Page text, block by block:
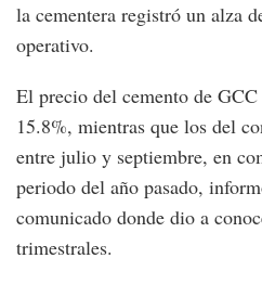
la cementera registró un alza
operativo.
El precio del cemento de
15.8%, mientras que los del
entre julio y septiembre, en
periodo del año pasado,
comunicado donde dio a
trimestrales.